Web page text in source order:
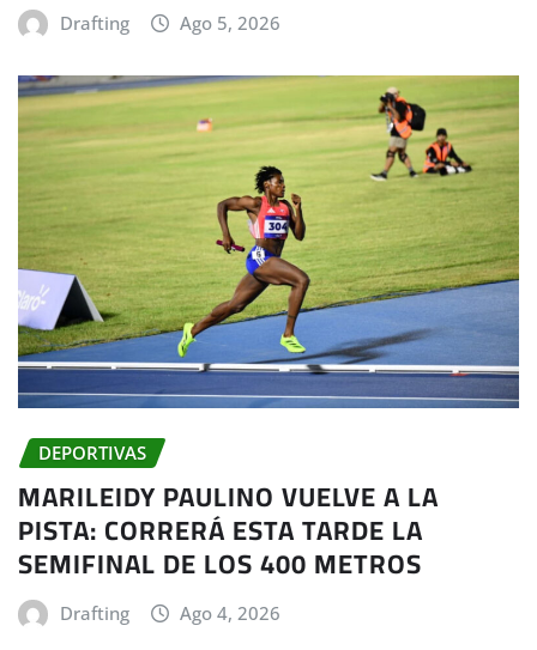
Drafting Ago 5, 2026
DEPORTIVAS
MARILEIDY PAULINO VUELVE A LA
PISTA: CORRERÁ ESTA TARDE LA
SEMIFINAL DE LOS 400 METROS
Drafting Ago 4, 2026